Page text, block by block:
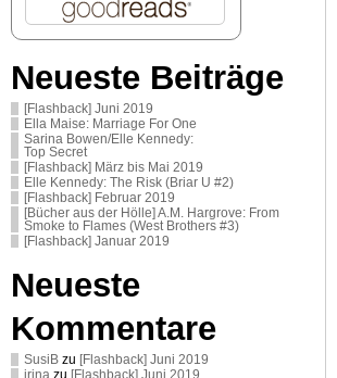
Neueste Beiträge
[Flashback] Juni 2019
Ella Maise: Marriage For One
Sarina Bowen/Elle Kennedy:
Top Secret
[Flashback] März bis Mai 2019
Elle Kennedy: The Risk (Briar U #2)
[Flashback] Februar 2019
[Bücher aus der Hölle] A.M. Hargrove: From
Smoke to Flames (West Brothers #3)
[Flashback] Januar 2019
Neueste
Kommentare
SusiB zu [Flashback] Juni 2019
irina zu [Flashback] Juni 2019